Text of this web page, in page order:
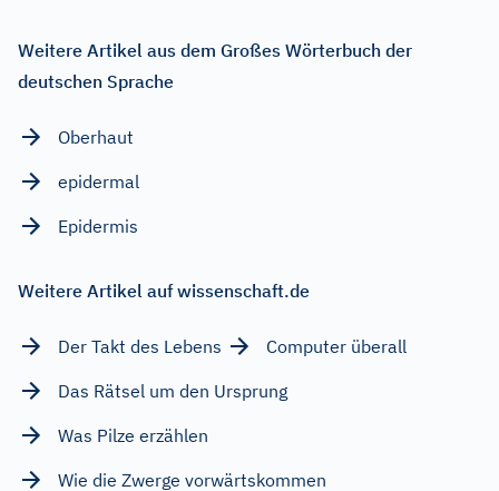
Weitere Artikel aus dem Großes Wörterbuch der
deutschen Sprache
Oberhaut
epidermal
Epidermis
Weitere Artikel auf wissenschaft.de
Der Takt des Lebens
Computer überall
Das Rätsel um den Ursprung
Was Pilze erzählen
Wie die Zwerge vorwärtskommen